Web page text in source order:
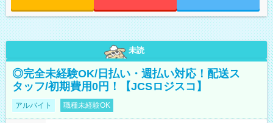
未読
◎完全未経験OK/日払い・週払い対応！配送ス
タッフ/初期費用0円！【JCSロジスコ】
アルバイト 職種未経験OK